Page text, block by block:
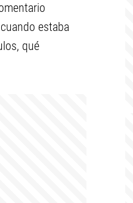
estaba
qué